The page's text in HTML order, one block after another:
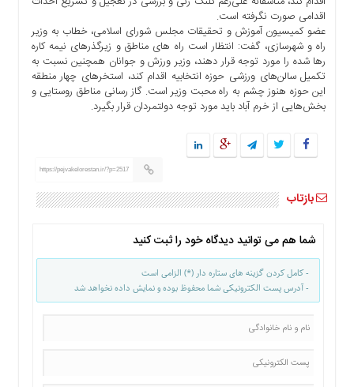
اقدامی صورت نگرفته است.
عضو کمیسیون آموزش و تحقیقات مجلس شورای اسلامی، خطاب به وزیر
راه و شهرسازی، گفت: انتظار است راه های مناطق و زیرگذرهای نیمه کاره
رها شده را مورد توجه قرار دهند، وزیر ورزش و جوانان همچنین نسبت به
تکمیل سالن‌های ورزشی حوزه انتخابیه اقدام کند، استخرهای چهار منطقه
این حوزه هنوز چشم به راه محبت وزیر است. گاز رسانی مناطق روستایی و
بخش‌هایی از خرم آباد باید مورد توجه دولتمردان قرار بگیرد.
https://pejvakelorestan.ir/?p=2517
بازتاب
شما هم می توانید دیدگاه خود را ثبت کنید
- کامل کردن گزینه های ستاره دار (*) الزامی است
- آدرس پست الکترونیکی شما محفوظ بوده و نمایش داده نخواهد شد